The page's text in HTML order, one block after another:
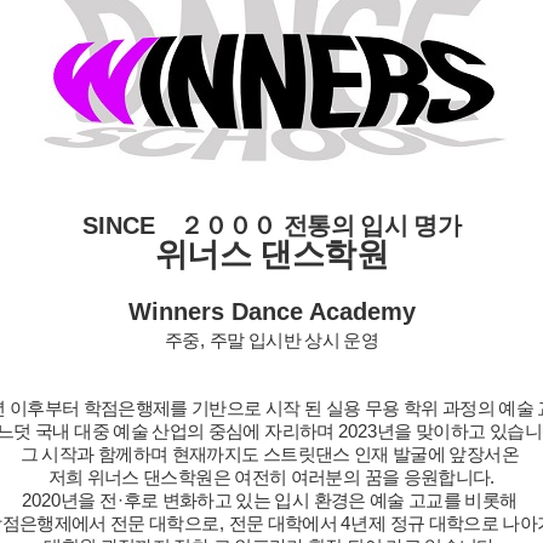
SINCE２０００ 전통의 입시 명가
위너스 댄스학원
Winners Dance Academy
주중, 주말 입시반 상시 운영
이후부터 학점은행제를 기반으로 시작 된 실용 무용 학위 과정의 예술
덧 국내 대중 예술 산업의 중심에 자리하며 2023년을 맞이하고 있습
그 시작과 함께하며 현재까지도 스트릿댄스 인재 발굴에 앞장서온
저희 위너스 댄스학원은 여전히 여러분의 꿈을 응원합니다.
2020년을 전 ·후로 변화하고 있는 입시 환경은 예술 고교를 비롯해
은행제에서 전문 대학으로, 전문 대학에서4년제 정규 대학으로 나아